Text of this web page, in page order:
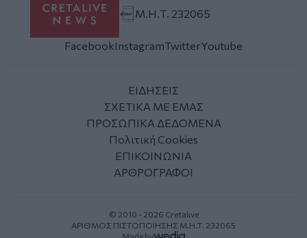
Μ.Η.Τ. 232065
FacebookInstagramTwitterYoutube
ΕΙΔΗΣΕΙΣ
ΣΧΕΤΙΚΑ ΜΕ ΕΜΑΣ
ΠΡΟΣΩΠΙΚΑ ΔΕΔΟΜΕΝΑ
Πολιτική Cookies
ΕΠΙΚΟΙΝΩΝΙΑ
ΑΡΘΡΟΓΡΑΦΟΙ
© 2010 - 2026 Cretalive
ΑΡΙΘΜΟΣ ΠΙΣΤΟΠΟΙΗΣΗΣ Μ.Η.Τ. 232065
Made by